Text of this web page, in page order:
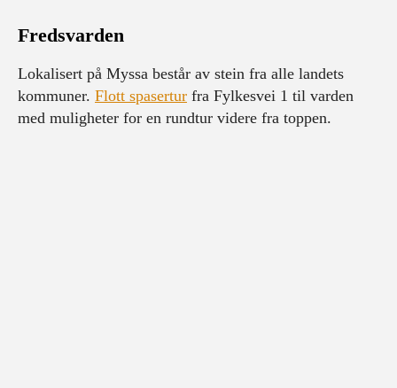
Fredsvarden
Lokalisert på Myssa består av stein fra alle landets
kommuner. Flott spasertur fra Fylkesvei 1 til varden
med muligheter for en rundtur videre fra toppen.